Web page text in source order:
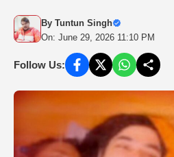
By Tuntun Singh
On: June 29, 2026 11:10 PM
Follow Us: